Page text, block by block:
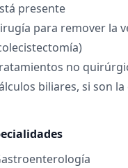
presente
para remover la
no
biliares, si son la